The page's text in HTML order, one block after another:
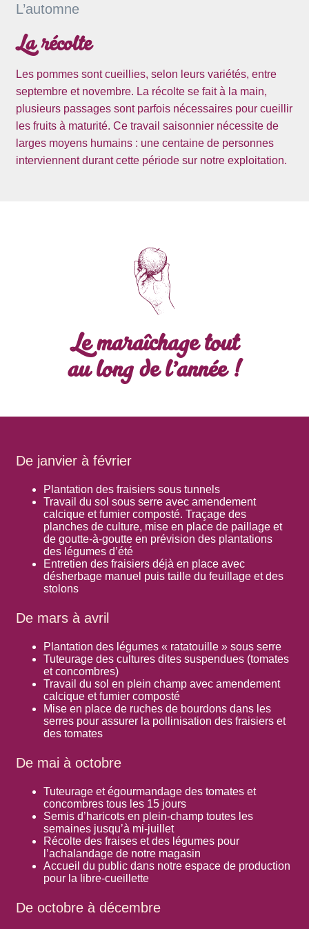
L’automne
La récolte
Les pommes sont cueillies, selon leurs variétés, entre
septembre et novembre. La récolte se fait à la main,
plusieurs passages sont parfois nécessaires pour cueillir
les fruits à maturité. Ce travail saisonnier nécessite de
larges moyens humains : une centaine de personnes
interviennent durant cette période sur notre exploitation.
Le maraîchage tout
au long de l’année !
De janvier à février
Plantation des fraisiers sous tunnels
Travail du sol sous serre avec amendement
calcique et fumier composté. Traçage des
planches de culture, mise en place de paillage et
de goutte-à-goutte en prévision des plantations
des légumes d’été
Entretien des fraisiers déjà en place avec
désherbage manuel puis taille du feuillage et des
stolons
De mars à avril
Plantation des légumes « ratatouille » sous serre
Tuteurage des cultures dites suspendues (tomates
et concombres)
Travail du sol en plein champ avec amendement
calcique et fumier composté
Mise en place de ruches de bourdons dans les
serres pour assurer la pollinisation des fraisiers et
des tomates
De mai à octobre
Tuteurage et égourmandage des tomates et
concombres tous les 15 jours
Semis d’haricots en plein-champ toutes les
semaines jusqu’à mi-juillet
Récolte des fraises et des légumes pour
l’achalandage de notre magasin
Accueil du public dans notre espace de production
pour la libre-cueillette
De octobre à décembre